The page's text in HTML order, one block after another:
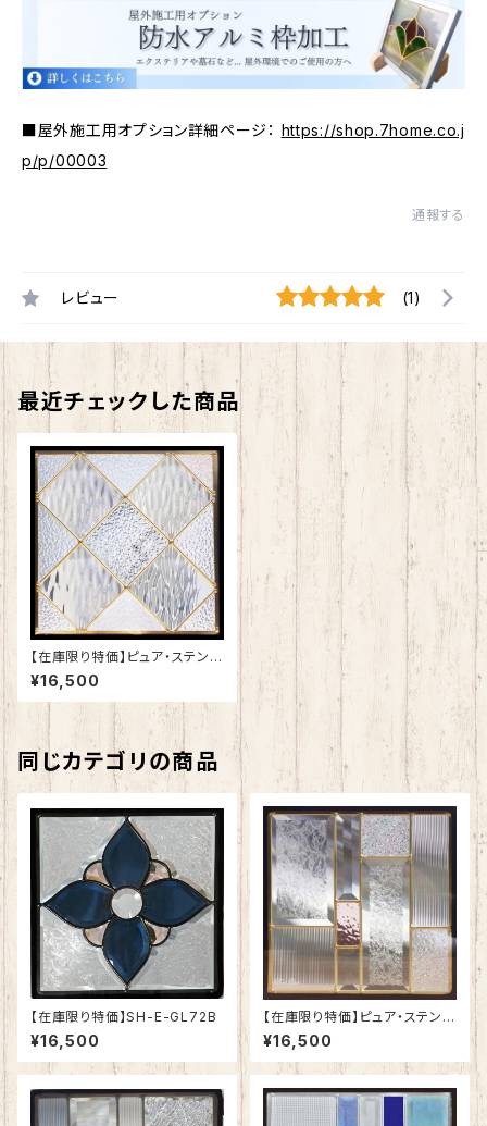
■屋外施工用オプション詳細ページ： https://shop.7home.co.j
p/p/00003
通報する
レビュー (1)
最近チェックした商品
【在庫限り特価】ピュア・ステンド
グラスSH-E121
¥16,500
同じカテゴリの商品
【在庫限り特価】SH-E-GL72B
¥16,500
【在庫限り特価】ピュア・ステンド
グラスSH-E10
¥16,500